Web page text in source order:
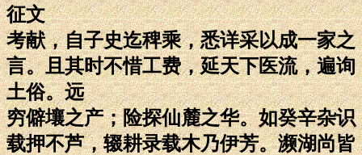
征文
考献，自子史迄稗乘，悉详采以成一家之
言。且其时不惜工费，延天下医流，遍询
土俗。远
穷僻壤之产；险探仙麓之华。如癸辛杂识
载押不芦，辍耕录载木乃伊芳。濒湖尚皆